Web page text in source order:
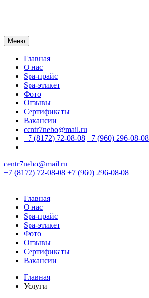
Меню
Главная
О нас
Spa-прайс
Spa-этикет
Фото
Отзывы
Сертификаты
Вакансии
centr7nebo@mail.ru
+7 (8172) 72-08-08 +7 (960) 296-08-08
centr7nebo@mail.ru
+7 (8172) 72-08-08 +7 (960) 296-08-08
Главная
О нас
Spa-прайс
Spa-этикет
Фото
Отзывы
Сертификаты
Вакансии
Главная
Услуги